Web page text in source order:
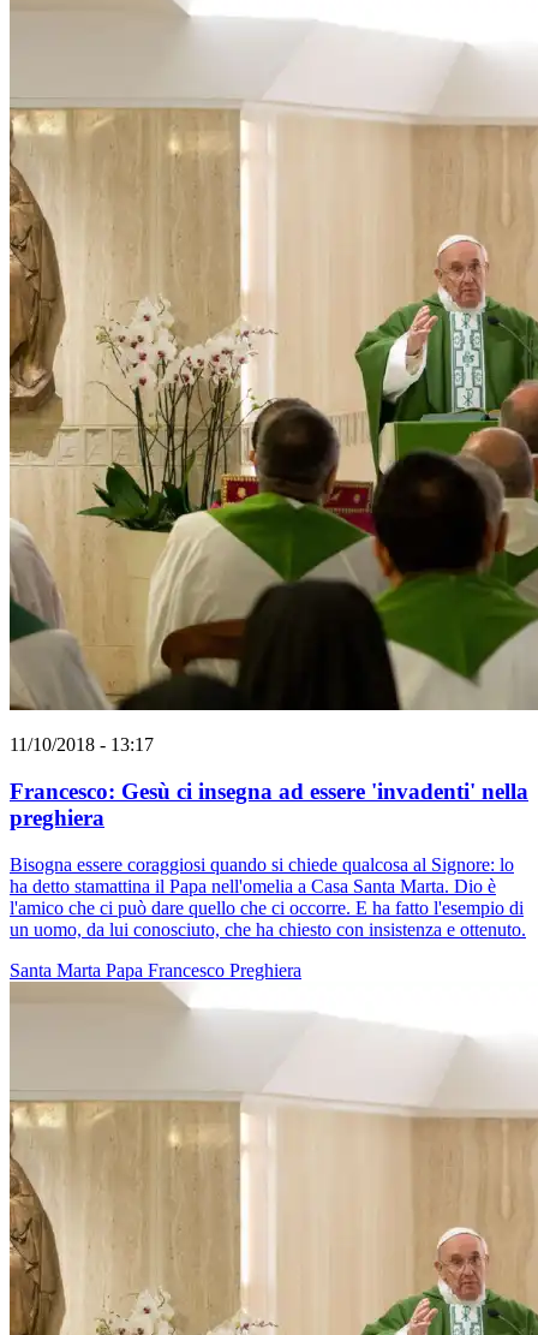
11/10/2018 - 13:17
Francesco: Gesù ci insegna ad essere 'invadenti' nella
preghiera
Bisogna essere coraggiosi quando si chiede qualcosa al Signore: lo
ha detto stamattina il Papa nell'omelia a Casa Santa Marta. Dio è
l'amico che ci può dare quello che ci occorre. E ha fatto l'esempio di
un uomo, da lui conosciuto, che ha chiesto con insistenza e ottenuto.
Santa Marta Papa Francesco Preghiera